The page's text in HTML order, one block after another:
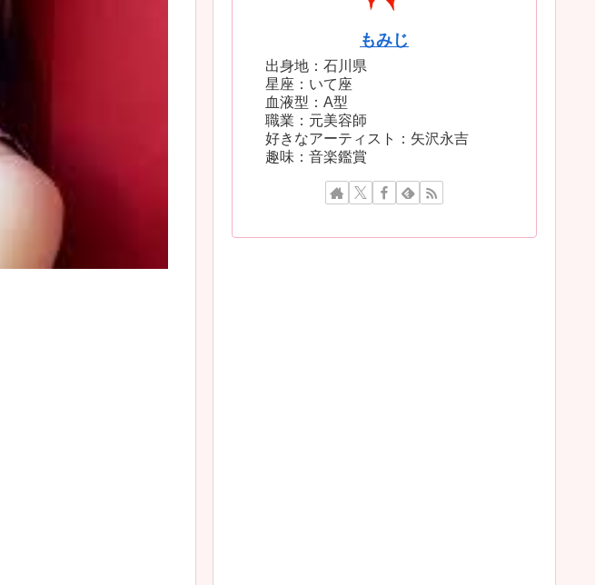
もみじ
出身地：石川県
星座：いて座
血液型：A型
職業：元美容師
好きなアーティスト：矢沢永吉
趣味：音楽鑑賞